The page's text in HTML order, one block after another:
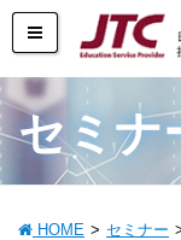
セミナ
HOME セミナー